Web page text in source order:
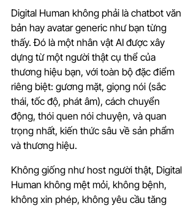
Digital Human không phải là chatbot văn
bản hay avatar generic như bạn từng
thấy. Đó là một nhân vật AI được xây
dựng từ một người thật cụ thể của
thương hiệu bạn, với toàn bộ đặc điểm
riêng biệt: gương mặt, giọng nói (sắc
thái, tốc độ, phát âm), cách chuyển
động, thói quen nói chuyện, và quan
trọng nhất, kiến thức sâu về sản phẩm
và thương hiệu.
Không giống như host người thật, Digital
Human không mệt mỏi, không bệnh,
không xin phép, không yêu cầu tăng